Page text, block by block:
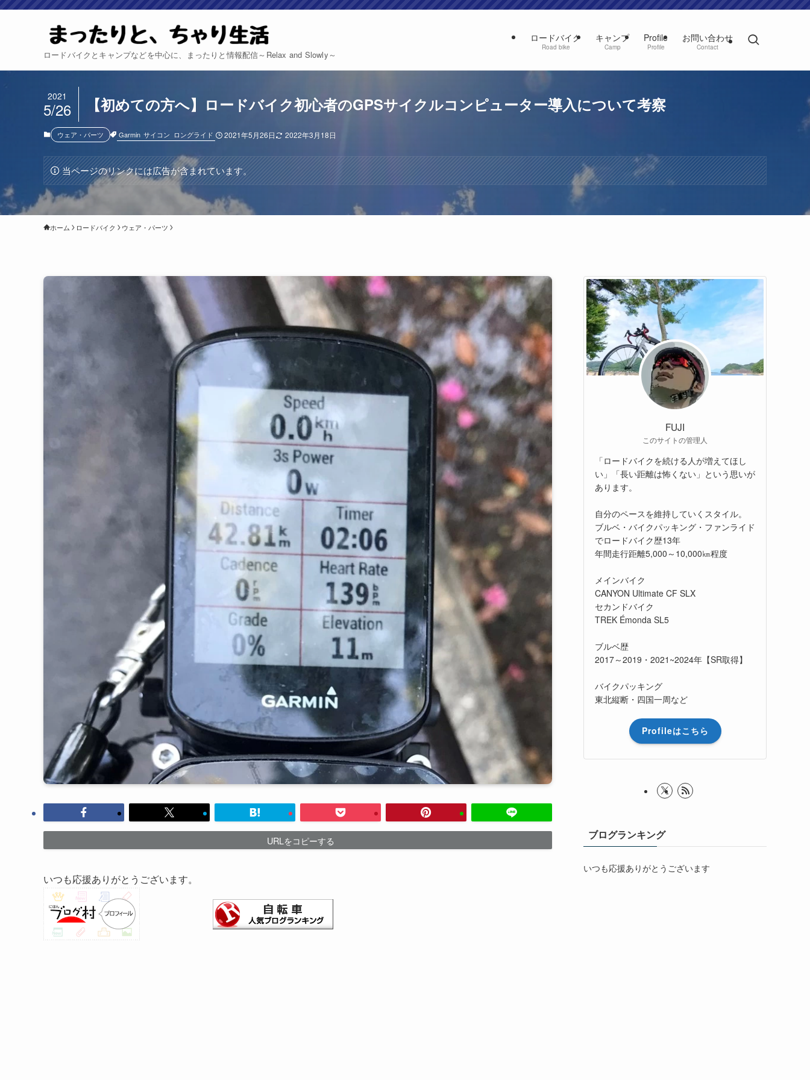
ロードバイクとキャンプなどを中心に、まったりと情報配信～Relax and Slowly～
ロードバイク
Road bike
キャンプ
Camp
Profile
Profile
お問い合わせ
Contact
【初めての方へ】ロードバイク初心者のGPSサイクルコンピューター導入について考察
2021
5/26
ウェア・パーツ Garmin サイコン ロングライド 2021年5月26日 2022年3月18日
当ページのリンクには広告が含まれています。
ホーム ロードバイク ウェア・パーツ
URLをコピーする
いつも応援ありがとうございます。
FUJI
このサイトの管理人
「ロードバイクを続ける人が増えてほし
い」「長い距離は怖くない」という思いが
あります。
自分のペースを維持していくスタイル。
ブルベ・バイクパッキング・ファンライド
でロードバイク歴13年
年間走行距離5,000～10,000㎞程度
メインバイク
CANYON Ultimate CF SLX
セカンドバイク
TREK Émonda SL5
ブルベ歴
2017～2019・2021~2024年【SR取得】
バイクパッキング
東北縦断・四国一周など
Profileはこちら
ブログランキング
いつも応援ありがとうございます